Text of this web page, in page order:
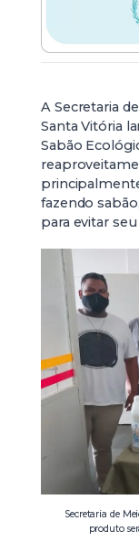
A Secretaria
Santa Vitória
Sabão
fazendo
para evitar
Secretaria de
produto